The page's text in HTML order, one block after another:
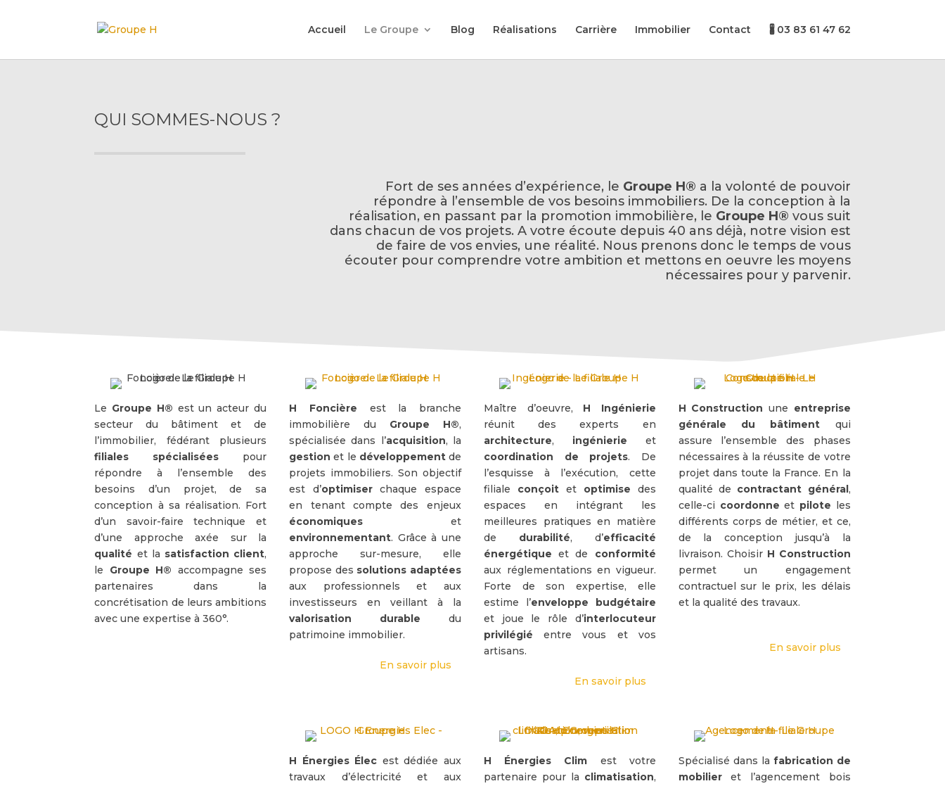
Accueil Le Groupe Blog Réalisations Carrière Immobilier Contact 🖁 03 83 61 47 62
QUI SOMMES-NOUS ?
Fort de ses années d’expérience, le Groupe H® a la volonté de pouvoir
répondre à l’ensemble de vos besoins immobiliers. De la conception à la
réalisation, en passant par la promotion immobilière, le Groupe H® vous suit
dans chacun de vos projets. A votre écoute depuis 40 ans déjà, notre vision est
de faire de vos envies, une réalité. Nous prenons donc le temps de vous
écouter pour comprendre votre ambition et mettons en oeuvre les moyens
nécessaires pour y parvenir.
Le Groupe H® est un acteur du
secteur du bâtiment et de
l’immobilier, fédérant plusieurs
filiales spécialisées pour
répondre à l’ensemble des
besoins d’un projet, de sa
conception à sa réalisation. Fort
d’un savoir-faire technique et
d’une approche axée sur la
qualité et la satisfaction client,
le Groupe H® accompagne ses
partenaires dans la
concrétisation de leurs ambitions
avec une expertise à 360°.
H Foncière est la branche
immobilière du Groupe H®,
spécialisée dans l’acquisition, la
gestion et le développementde
projets immobiliers. Son objectif
est d’optimiserchaque espace
en tenant compte des enjeux
économiques et
environnementant. Grâce à une
approche sur-mesure, elle
propose des solutions adaptées
aux professionnels et aux
investisseurs en veillant à la
valorisation durable du
patrimoine immobilier.
En savoir plus
Maître d’oeuvre, H Ingénierie
réunit des experts en
architecture, ingénierie et
coordination de projets. De
l’esquisse à l’exécution, cette
filiale conçoit et optimise des
espaces en intégrant les
meilleures pratiques en matière
de durabilité, d’efficacité
énergétique et de conformité
aux réglementations en vigueur.
Forte de son expertise, elle
estime l’enveloppe budgétaire
et joue le rôle d’interlocuteur
privilégié entre vous et vos
artisans.
En savoir plus
H Construction une entreprise
générale du bâtiment qui
assure l’ensemble des phases
nécessaires à la réussite de votre
projet dans toute la France. En la
qualité de contractant général,
celle-ci coordonne et pilote les
différents corps de métier, et ce,
de la conception jusqu’à la
livraison. Choisir H Construction
permet un engagement
contractuel sur le prix, les délais
et la qualité des travaux.
En savoir plus
H Énergies Élec est dédiée aux
travaux d’électricité et aux
H Énergies Clim est votre
partenaire pour la climatisation,
Spécialisé dans la fabrication de
mobilieret l’agencement bois